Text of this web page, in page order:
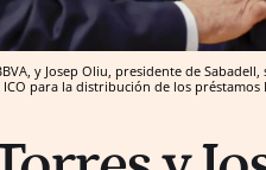
y Josep Oliu, presidente de
para la distribución de los préstamos